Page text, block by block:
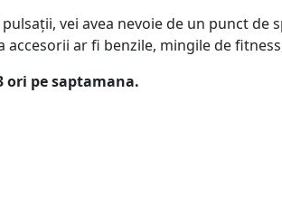
vei avea nevoie de un punct
ar fi benzile, mingile de
ori pe saptamana.